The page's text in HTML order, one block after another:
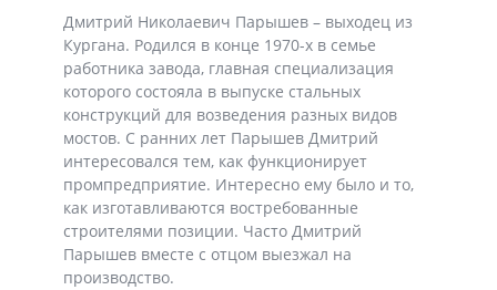
Дмитрий Николаевич Парышев – выходец из
Кургана. Родился в конце 1970-х в семье
работника завода, главная специализация
которого состояла в выпуске стальных
конструкций для возведения разных видов
мостов. С ранних лет Парышев Дмитрий
интересовался тем, как функционирует
промпредприятие. Интересно ему было и то,
как изготавливаются востребованные
строителями позиции. Часто Дмитрий
Парышев вместе с отцом выезжал на
производство.